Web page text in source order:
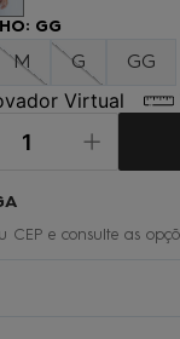
: GG
M G GG
Virtual